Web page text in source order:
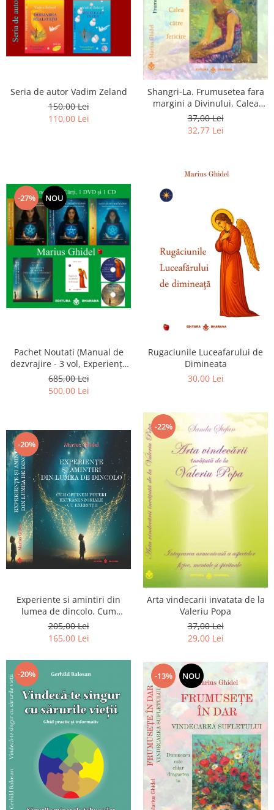
Seria de autor Vadim Zeland
150,00 Lei
110,00 Lei
Shangri-La. Frumusetea fara
margini a Divinului. Calea
catre fericire
37,00 Lei
32,77 Lei
-27% NOU
Pachet Noutati (Manual de
dezvrajire - 3 vol, Experiențe
și amintiri, Rugăciunile
Luceafarului de dimineata) -
Marius Ghidel
685,00 Lei
500,00 Lei
Rugaciunile Luceafarului de
Dimineata
30,00 Lei
-20%
Experiente si amintiri din
lumea de dincolo. Cum
obtinem puteri
extrasenzoriale - cu exercitii
205,00 Lei
165,00 Lei
-22%
Arta vindecarii invatata de la
Valeriu Popa
37,00 Lei
29,00 Lei
-20% -13% NOU